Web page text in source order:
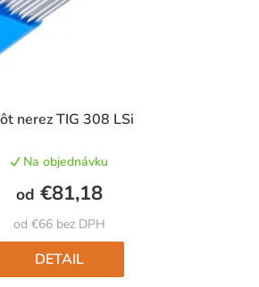
nerez TIG 308 LSi
hodnotenie
je
5,0
z
5
hviezdičiek.
Na objednávku
od €66 bez DPH
od €81,18
DETAIL